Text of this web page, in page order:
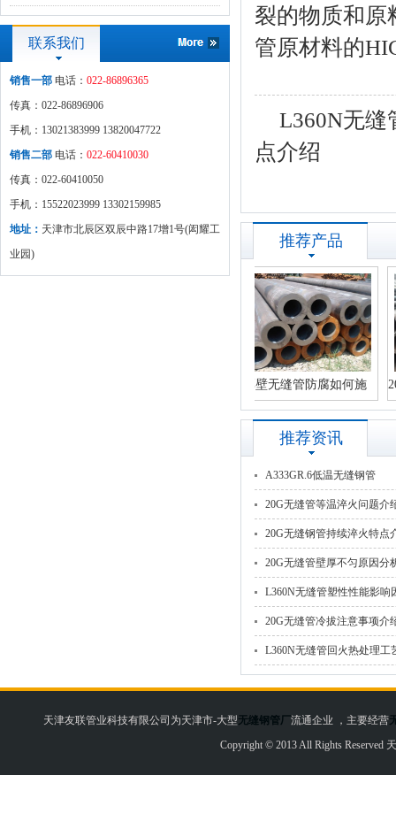
联系我们
销售一部 电话： 022-86896365
传真：022-86896906
手机：13021383999 13820047722
销售二部 电话： 022-60410030
传真：022-60410050
手机：15522023999 13302159985
地址： 天津市北辰区双辰中路17增1号(闳耀工
业园)
裂的物质和原
管原材料的
L360N无缝
点介绍
推荐产品
厚壁无缝管防腐如何施
工？
推荐资讯
A333GR.6低温无缝钢管
20G无缝管等温淬火问题介
20G无缝钢管持续淬火特点
20G无缝管壁厚不匀原因分
L360N无缝管塑性性能影响
20G无缝管冷拔注意事项介
L360N无缝管回火热处理工
天津友联管业科技有限公司为天津市-大型无缝钢管厂流通企业 ，主要经营
Copyright © 2013 All Rights